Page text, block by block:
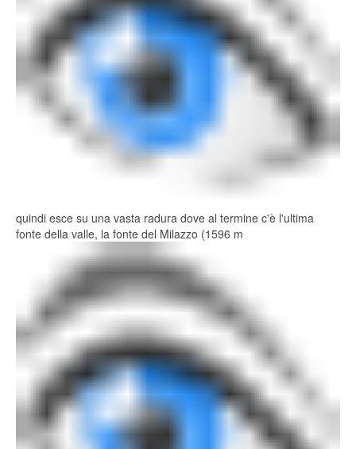
quindi esce su una vasta radura dove al termine c'è l'ultima
fonte della valle, la fonte del Milazzo (1596 m